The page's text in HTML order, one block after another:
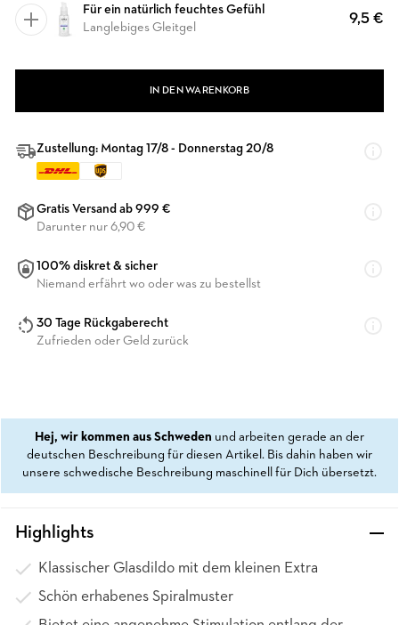
Für ein natürlich feuchtes Gefühl
Langlebiges Gleitgel
9,5 €
IN DEN WARENKORB
Zustellung: Montag 17/8 - Donnerstag 20/8
Gratis Versand ab 999 €
Darunter nur 6,90 €
100% diskret & sicher
Niemand erfährt wo oder was zu bestellst
30 Tage Rückgaberecht
Zufrieden oder Geld zurück
Hej, wir kommen aus Schweden und arbeiten gerade an der
deutschen Beschreibung für diesen Artikel. Bis dahin haben wir
unsere schwedische Beschreibung maschinell für Dich übersetzt.
Highlights
Klassischer Glasdildo mit dem kleinen Extra
Schön erhabenes Spiralmuster